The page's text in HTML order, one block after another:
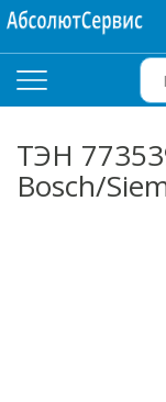
ТЭН
Bosch/